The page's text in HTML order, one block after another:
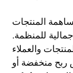
المنتجات
للمنظمة.
والعملاء
ربح منخفضة أو